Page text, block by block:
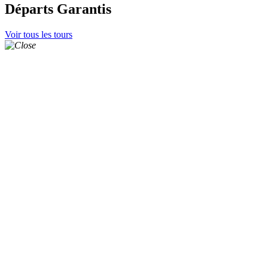
Départs Garantis
Voir tous les tours